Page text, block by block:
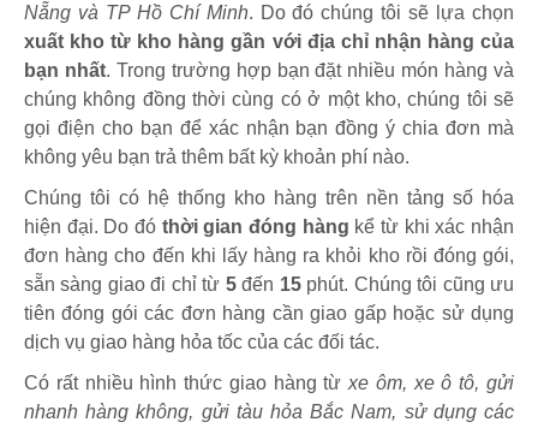
Nẵng và TP Hồ Chí Minh. Do đó chúng tôi sẽ lựa chọn
xuất kho từ kho hàng gần với địa chỉ nhận hàng của
bạn nhất. Trong trường hợp bạn đặt nhiều món hàng và
chúng không đồng thời cùng có ở một kho, chúng tôi sẽ
gọi điện cho bạn để xác nhận bạn đồng ý chia đơn mà
không yêu bạn trả thêm bất kỳ khoản phí nào.
Chúng tôi có hệ thống kho hàng trên nền tảng số hóa
hiện đại. Do đó thời gian đóng hàng kể từ khi xác nhận
đơn hàng cho đến khi lấy hàng ra khỏi kho rồi đóng gói,
sẵn sàng giao đi chỉ từ 5đến 15 phút. Chúng tôi cũng ưu
tiên đóng gói các đơn hàng cần giao gấp hoặc sử dụng
dịch vụ giao hàng hỏa tốc của các đối tác.
Có rất nhiều hình thức giao hàng từxe ôm, xe ô tô, gửi
nhanh hàng không, gửi tàu hỏa Bắc Nam, sử dụng các